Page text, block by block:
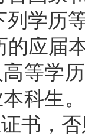
列学历
的应届
等学
科生
书，